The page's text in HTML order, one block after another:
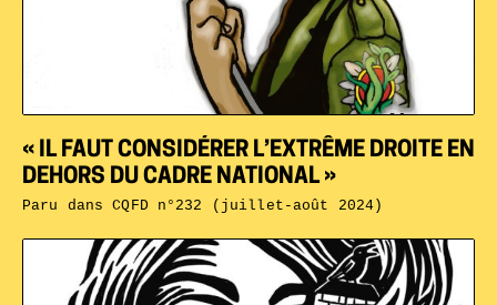
« IL FAUT CONSIDÉRER L’EXTRÊME DROITE EN
DEHORS DU CADRE NATIONAL »
Paru dansCQFD n°232 (juillet-août 2024)